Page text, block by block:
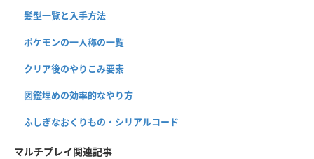
髪型一覧と入手方法
ポケモンの一人称の一覧
クリア後のやりこみ要素
図鑑埋めの効率的なやり方
ふしぎなおくりもの・シリアルコード
マルチプレイ関連記事